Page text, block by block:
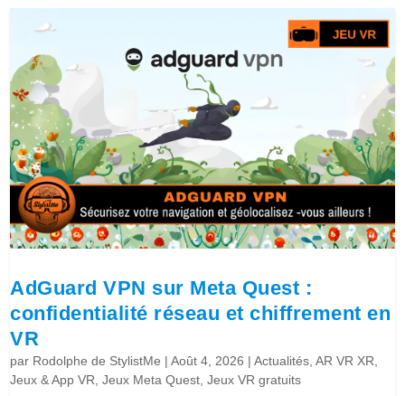
AdGuard VPN sur Meta Quest :
confidentialité réseau et chiffrement en
VR
par Rodolphe de StylistMe |Août 4, 2026 |Actualités,AR VR XR,
Jeux & App VR,Jeux Meta Quest,Jeux VR gratuits